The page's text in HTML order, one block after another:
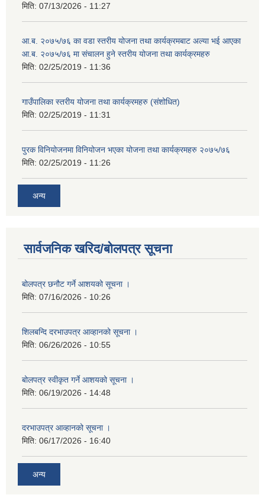
मिति: 07/13/2026 - 11:27
आ.ब. २०७५/७६ का वडा स्तरीय योजना तथा कार्यक्रमबाट अल्या भई आएका
आ.ब. २०७५/७६ मा स‌ंचालन हुने स्तरीय योजना तथा कार्यक्रमहरु
मिति: 02/25/2019 - 11:36
गाउँपालिका स्तरीय योजना तथा कार्यक्रमहरु (स‌ंशोधित)
मिति: 02/25/2019 - 11:31
पुरक विनियोजनमा विनियोजन भएका योजना तथा कार्यक्रमहरु २०७५/७६
मिति: 02/25/2019 - 11:26
अन्य
सार्वजनिक खरिद/बोलपत्र सूचना
बोलपत्र छनौट गर्ने आशयको सूचना ।
मिति: 07/16/2026 - 10:26
शिलबन्दि दरभाउपत्र आव्हानको सूचना ।
मिति: 06/26/2026 - 10:55
बोलपत्र स्वीकृत गर्ने आशयको सूचना ।
मिति: 06/19/2026 - 14:48
दरभाउपत्र आव्हानको सूचना ।
मिति: 06/17/2026 - 16:40
अन्य